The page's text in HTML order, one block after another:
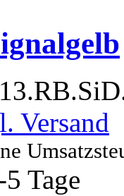
Versand
Tage